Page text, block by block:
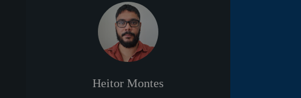
Heitor Montes